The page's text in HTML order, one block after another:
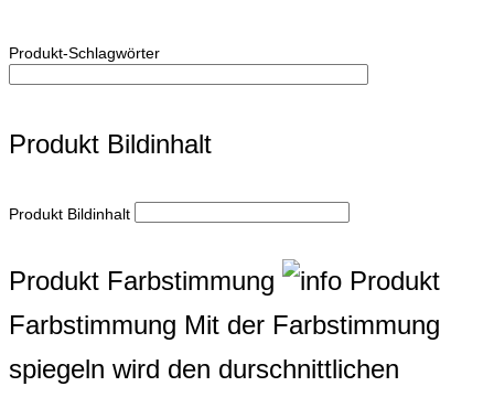
Produkt-Schlagwörter
Produkt Bildinhalt
Produkt Bildinhalt
Produkt Farbstimmung
Produkt
Farbstimmung Mit der Farbstimmung
spiegeln wird den durschnittlichen